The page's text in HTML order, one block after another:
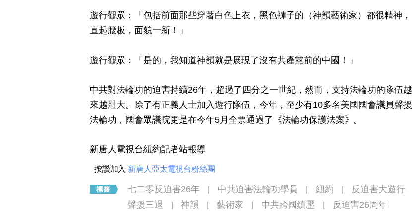
遊行觀眾：「包括前面那些穿著白色上衣，黑色褲子的（神韻藝術家）都很精神，
直起腰板，面貌一新！」
遊行觀眾：「是的，我知道神韻就是展現了沒有共產黨前的中國！」
中共對法輪功的迫害持續26年，超過了四分之一世紀，然而，支持法輪功的隊伍越
來越壯大。除了有正義人士加入遊行隊伍，今年，至少有10多名美國國會議員聲援
法輪功，國會眾議院更是在今年5月全票通過了《法輪功保護法案》。
新唐人電視台紐約記者站報導
按讚加入 新唐人亞太電視台粉絲團
七二零反迫害26年 中共迫害法輪功學員 紐約 反迫害大遊行
聲援三退 神韻 藝術家 中共跨國鎮壓 反迫害26周年